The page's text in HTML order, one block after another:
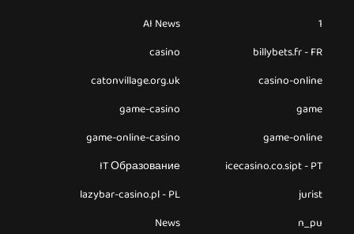
1
AI News
billybets.fr - FR
casino
casino-online
catonvillage.org.uk
game
game-casino
game-online
game-online-casino
icecasino.co.sipt - PT
IT Образование
jurist
lazybar-casino.pl - PL
n_pu
News